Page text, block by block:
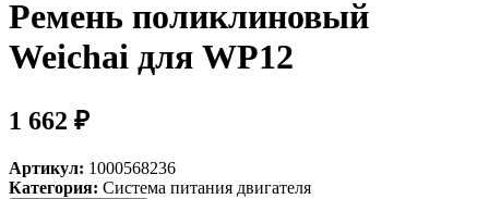
Ремень поликлиновый
Weichai для WP12
1 662 ₽
Артикул: 1000568236
Категория: Система питания двигателя